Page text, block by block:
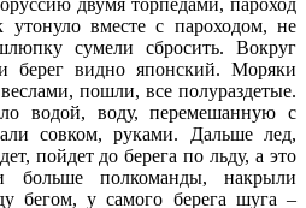
вместе с пароходом, не
сумели сбросить. Вокруг
берег видно японский. Моряки
пошли, все полураздетые.
водой, воду, перемешанную с
совком, руками. Дальше лед,
пойдет до берега по льду, а это
больше полкоманды, накрыли
бегом, у самого берега шуга –